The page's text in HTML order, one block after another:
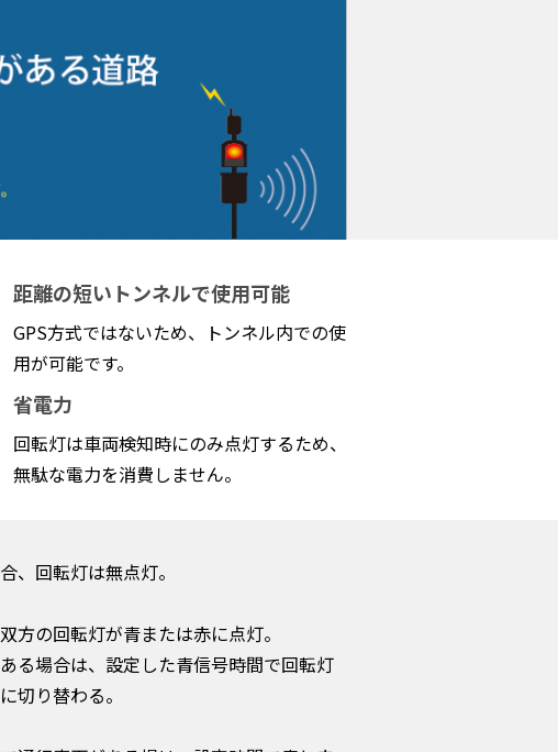
距離の短いトンネルで使用可能
GPS方式ではないため、トンネル内での使
用が可能です。
省電力
回転灯は車両検知時にのみ点灯するため、
無駄な電力を消費しません。
、回転灯は無点灯。
方の回転灯が青または赤に点灯。
る場合は、設定した青信号時間で回転灯
切り替わる。